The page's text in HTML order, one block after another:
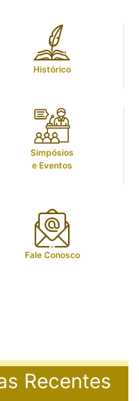
Histórico
Simpósios
e Eventos
Fale Conosco
Recentes